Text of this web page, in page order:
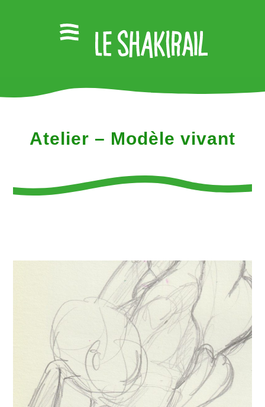
Atelier – Modèle vivant